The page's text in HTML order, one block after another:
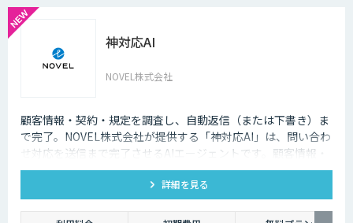
神対応AI
NOVEL株式会社
顧客情報・契約・規定を調査し、自動返信（または下書き）ま
で完了。NOVEL株式会社が提供する「神対応AI」は、問い合わ
せ対応を送信まで完了させるAIエージェントです。顧客情報・
契約・規定を突き合わせて回答を数十秒で作成し、自動送信か
下書き止めかを選べます。
詳細を見る